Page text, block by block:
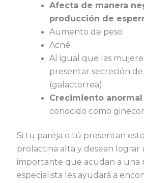
Afecta de manera
producción de
Aumento de peso
Acné
Al igual que las
presentar secreción
(galactorrea)
Crecimiento
conocido como
Si tu pareja o tú presentan
prolactina alta y desean lograr
importante que acudan a una
especialista les ayudará a